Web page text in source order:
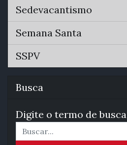
Sedevacantismo
Semana Santa
SSPV
Busca
Digite o termo de busca